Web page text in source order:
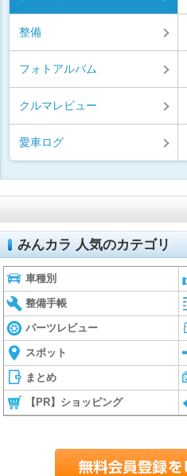
整備
フォトアルバム
クルマレビュー
愛車ログ
みんカラ 人気のカテゴリ
車種別
整備手帳
パーツレビュー
スポット
まとめ
【PR】ショッピング